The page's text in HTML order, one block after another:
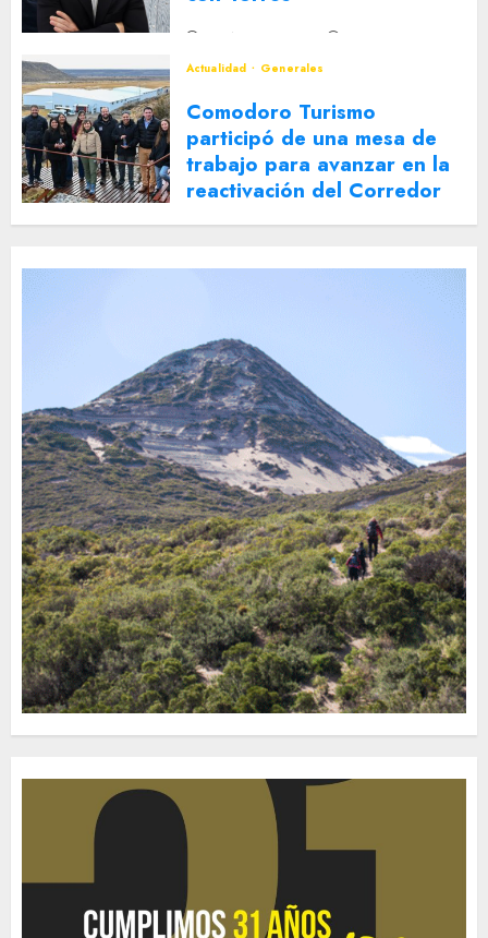
2 DE AGOSTO DE 2026
Actualidad
Generales
Comodoro Turismo
participó de una mesa de
trabajo para avanzar en la
reactivación del Corredor
Turístico Integrado